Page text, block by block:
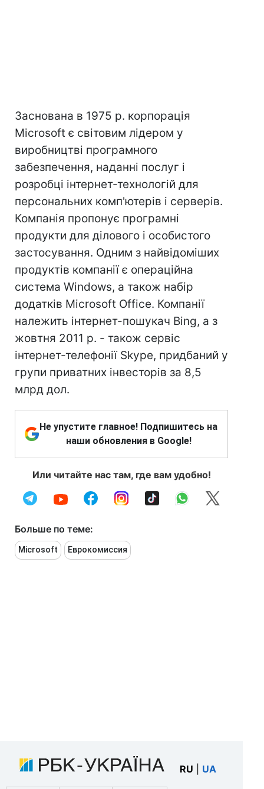
Заснована в 1975 р. корпорація
Microsoft є світовим лідером у
виробництві програмного
забезпечення, наданні послуг і
розробці інтернет-технологій для
персональних комп'ютерів і серверів.
Компанія пропонує програмні
продукти для ділового і особистого
застосування. Одним з найвідоміших
продуктів компанії є операційна
система Windows, а також набір
додатків Microsoft Officе. Компанії
належить інтернет-пошукач Bing, а з
жовтня 2011 р. - також сервіс
інтернет-телефонії Skype, придбаний у
групи приватних інвесторів за 8,5
млрд дол.
Не упустите главное! Подпишитесь на
наши обновления в Google!
Или читайте нас там, где вам удобно!
Больше по теме:
Microsoft Еврокомиссия
RU UA